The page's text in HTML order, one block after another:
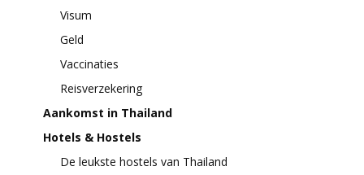
Visum
Geld
Vaccinaties
Reisverzekering
Aankomst in Thailand
Hotels & Hostels
De leukste hostels van Thailand